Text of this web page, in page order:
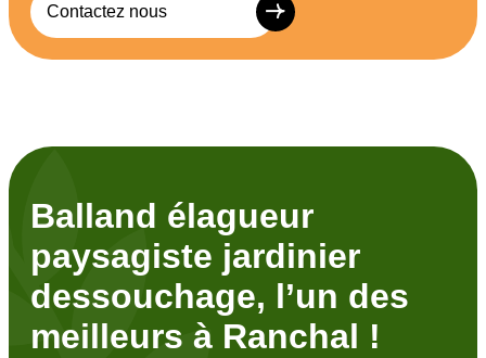
Contactez nous
Balland élagueur
paysagiste jardinier
dessouchage, l’un des
meilleurs à Ranchal !